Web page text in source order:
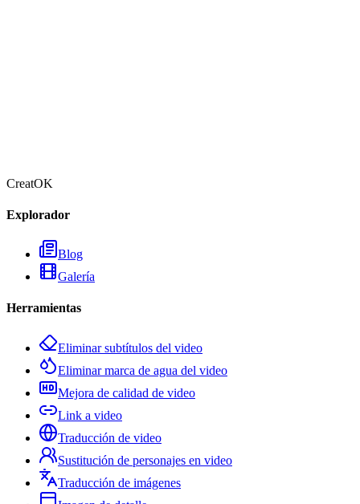
CreatOK
Explorador
Blog
Galería
Herramientas
Eliminar subtítulos del video
Eliminar marca de agua del video
Mejora de calidad de video
Link a video
Traducción de video
Sustitución de personajes en video
Traducción de imágenes